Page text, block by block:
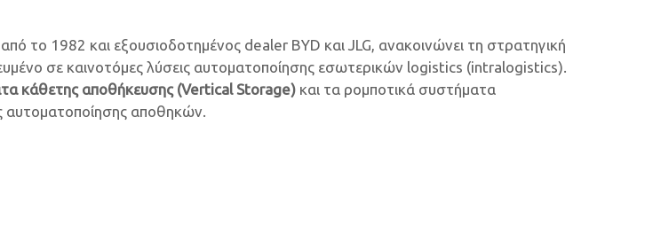
το 1982 και εξουσιοδοτημένος dealer BYD και JLG, ανακοινώνει τη στρατηγική
σε καινοτόμες λύσεις αυτοματοποίησης εσωτερικών logistics (intralogistics).
κάθετης αποθήκευσης (Vertical Storage) και τα ρομποτικά συστήματα
αυτοματοποίησης αποθηκών.